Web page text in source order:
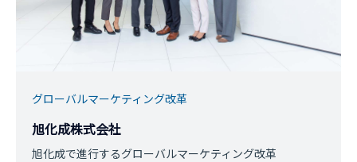
グローバルマーケティング改革
旭化成株式会社
旭化成で進行するグローバルマーケティング改革